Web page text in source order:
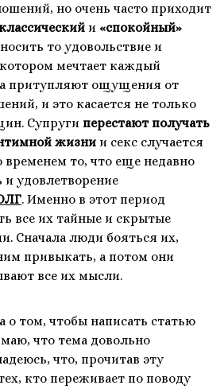
но очень часто приходит
классический и «спокойный»
то удовольствие и
мечтает каждый
притупляют ощущения от
и это касается не только
Супруги перестают получать
жизни и секс случается
временем то, что еще недавно
и удовлетворение
. Именно в этот период
все их тайные и скрытые
Сначала люди бояться их,
привыкать, а потом они
все их мысли.
о том, чтобы написать статью
что тема довольно
что, прочитав эту
кто переживает по поводу